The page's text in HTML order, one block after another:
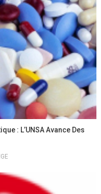
: L’UNSA Avance Des